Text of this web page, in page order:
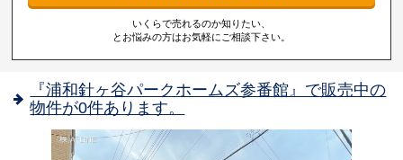
いくらで売れるのか知りたい、
とお悩みの方はお気軽にご相談下さい。
『浦和針ヶ谷パークホームズ参番館』で販売中の
物件が0件あります。